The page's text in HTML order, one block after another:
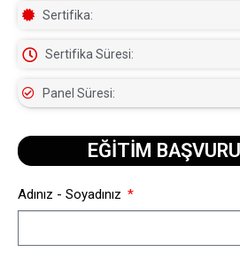
Sertifika:
Sertifika Süresi:
Panel Süresi:
EĞİTİM
Adınız - Soyadınız